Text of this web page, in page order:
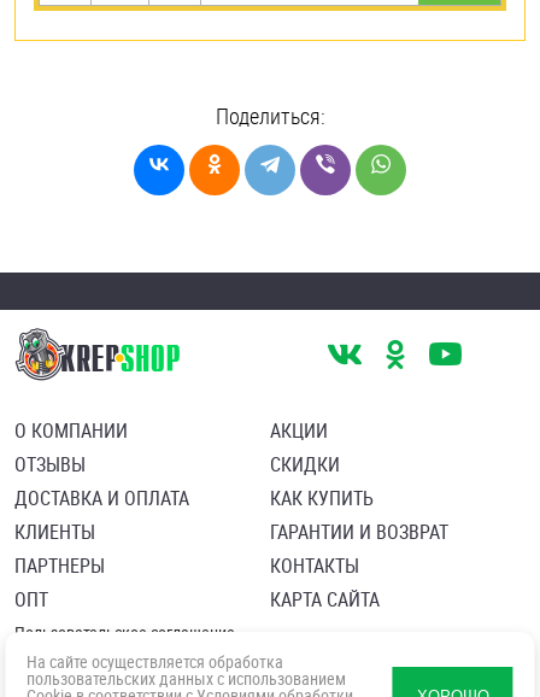
Поделиться:
О КОМПАНИИ
ОТЗЫВЫ
ДОСТАВКА И ОПЛАТА
КЛИЕНТЫ
ПАРТНЕРЫ
ОПТ
АКЦИИ
СКИДКИ
КАК КУПИТЬ
ГАРАНТИИ И ВОЗВРАТ
КОНТАКТЫ
КАРТА САЙТА
Пользовательское соглашение
Политика в отношении обработки персональных данных
Согласие посетителя сайта на обработку персональных данны
На сайте осуществляется обработка
пользовательских данных с использованием